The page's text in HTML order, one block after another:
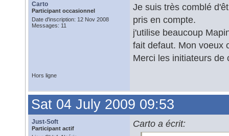
Carto
Participant occasionnel
Date d'inscription: 12 Nov 2008
Messages: 11
Je suis très comblé
pris en compte.
j'utilise beaucoup
fait defaut. Mon voeux
Merci les initiateurs de
Hors ligne
Sat 04 July 2009 09:53
Just-Soft
Participant actif
Carto a écrit: